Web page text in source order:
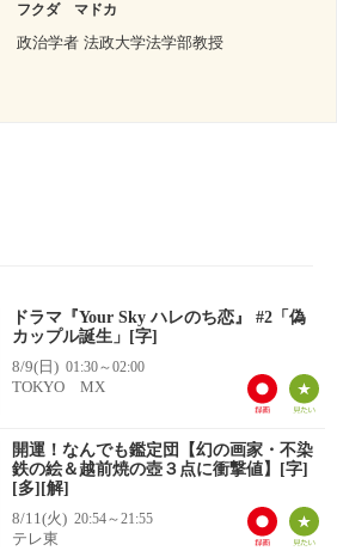
フクダ マドカ
政治学者 法政大学法学部教授
ドラマ『Your Sky ハレのち恋』 #2「偽
カップル誕生」[字]
8/9(日) 01:30～02:00
TOKYO MX
開運！なんでも鑑定団【幻の画家・不染
鉄の絵＆越前焼の壺３点に衝撃値】[字]
[多][解]
8/11(火) 20:54～21:55
テレ東